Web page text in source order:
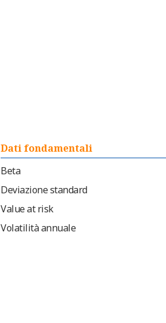
Dati fondamentali
Beta
Deviazione standard
Value at risk
Volatilità annuale